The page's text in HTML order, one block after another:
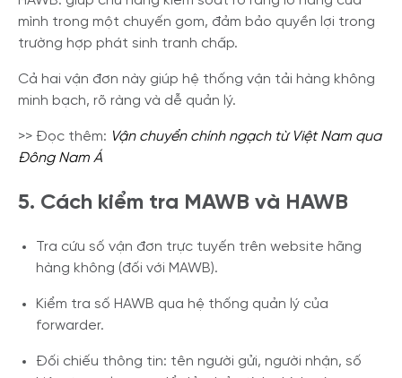
mình trong một chuyến gom, đảm bảo quyền lợi trong
trường hợp phát sinh tranh chấp.
Cả hai vận đơn này giúp hệ thống vận tải hàng không
minh bạch, rõ ràng và dễ quản lý.
>> Đọc thêm: Vận chuyển chính ngạch từ Việt Nam qua
Đông Nam Á
5. Cách kiểm tra MAWB và HAWB
Tra cứu số vận đơn trực tuyến trên website hãng
hàng không (đối với MAWB).
Kiểm tra số HAWB qua hệ thống quản lý của
forwarder.
Đối chiếu thông tin: tên người gửi, người nhận, số